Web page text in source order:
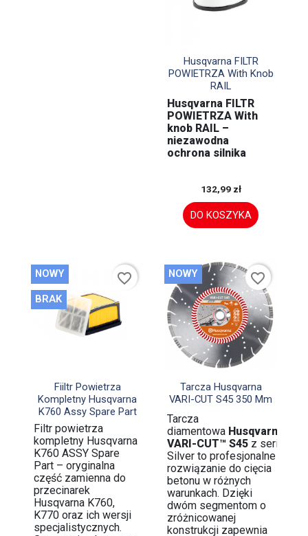
Szybki podgląd
Husqvarna FILTR
POWIETRZA With Knob
RAIL
Husqvarna FILTR
POWIETRZA With
knob RAIL –
niezawodna
ochrona silnika
132,99 zł
DO KOSZYKA
Szybki podgląd
Fiiltr Powietrza
Kompletny Husqvarna
K760 Assy Spare Part
Filtr powietrza
kompletny Husqvarna
K760 ASSY Spare
Part – oryginalna
część zamienna do
przecinarek
Husqvarna K760,
K770 oraz ich wersji
specjalistycznych.
NOWY
BRAK
favorite_border
Szybki podgląd
Tarcza Husqvarna
VARI-CUT S45 350 Mm
Tarcza
diamentowa Husqvarna
VARI-CUT™ S45z serii
Silver to profesjonalne
rozwiązanie do cięcia
betonu w różnych
warunkach. Dzięki
dwóm segmentom o
zróżnicowanej
konstrukcji zapewnia
NOWY favorite_border